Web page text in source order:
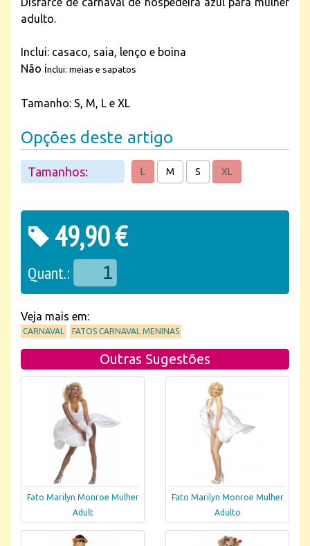
adulto.
Inclui: casaco, saia, lenço e boina
Não inclui: meias e sapatos
Tamanho: S, M, L e XL
Opções deste artigo
Tamanhos: L M S XL
49,90 €
Quant.:
Veja mais em:
CARNAVAL FATOS CARNAVAL MENINAS
Outras Sugestões
Fato Marilyn Monroe Mulher
Adult
Fato Marilyn Monroe Mulher
Adulto